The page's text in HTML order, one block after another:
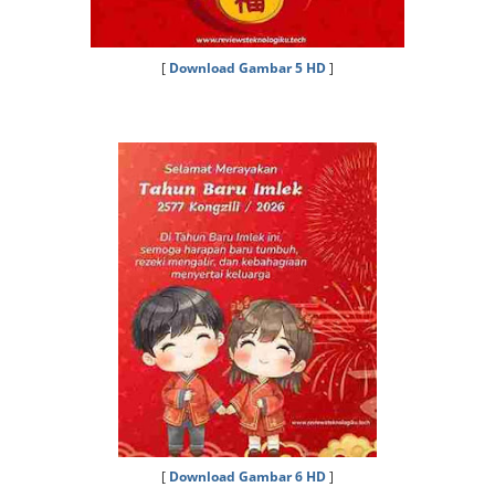
[ Download Gambar 5 HD]
[ Download Gambar 6 HD]